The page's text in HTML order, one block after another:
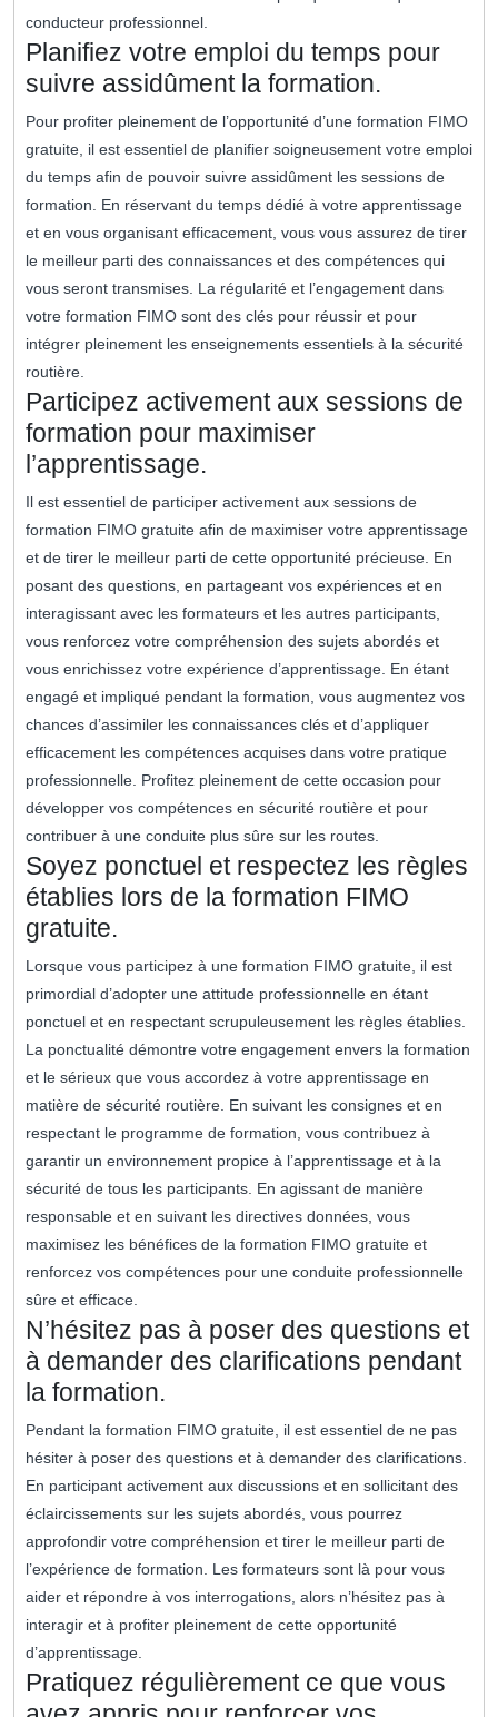
conducteur professionnel.
Planifiez votre emploi du temps pour
suivre assidûment la formation.
Pour profiter pleinement de l’opportunité d’une formation FIMO
gratuite, il est essentiel de planifier soigneusement votre emploi
du temps afin de pouvoir suivre assidûment les sessions de
formation. En réservant du temps dédié à votre apprentissage
et en vous organisant efficacement, vous vous assurez de tirer
le meilleur parti des connaissances et des compétences qui
vous seront transmises. La régularité et l’engagement dans
votre formation FIMO sont des clés pour réussir et pour
intégrer pleinement les enseignements essentiels à la sécurité
routière.
Participez activement aux sessions de
formation pour maximiser
l’apprentissage.
Il est essentiel de participer activement aux sessions de
formation FIMO gratuite afin de maximiser votre apprentissage
et de tirer le meilleur parti de cette opportunité précieuse. En
posant des questions, en partageant vos expériences et en
interagissant avec les formateurs et les autres participants,
vous renforcez votre compréhension des sujets abordés et
vous enrichissez votre expérience d’apprentissage. En étant
engagé et impliqué pendant la formation, vous augmentez vos
chances d’assimiler les connaissances clés et d’appliquer
efficacement les compétences acquises dans votre pratique
professionnelle. Profitez pleinement de cette occasion pour
développer vos compétences en sécurité routière et pour
contribuer à une conduite plus sûre sur les routes.
Soyez ponctuel et respectez les règles
établies lors de la formation FIMO
gratuite.
Lorsque vous participez à une formation FIMO gratuite, il est
primordial d’adopter une attitude professionnelle en étant
ponctuel et en respectant scrupuleusement les règles établies.
La ponctualité démontre votre engagement envers la formation
et le sérieux que vous accordez à votre apprentissage en
matière de sécurité routière. En suivant les consignes et en
respectant le programme de formation, vous contribuez à
garantir un environnement propice à l’apprentissage et à la
sécurité de tous les participants. En agissant de manière
responsable et en suivant les directives données, vous
maximisez les bénéfices de la formation FIMO gratuite et
renforcez vos compétences pour une conduite professionnelle
sûre et efficace.
N’hésitez pas à poser des questions et
à demander des clarifications pendant
la formation.
Pendant la formation FIMO gratuite, il est essentiel de ne pas
hésiter à poser des questions et à demander des clarifications.
En participant activement aux discussions et en sollicitant des
éclaircissements sur les sujets abordés, vous pourrez
approfondir votre compréhension et tirer le meilleur parti de
l’expérience de formation. Les formateurs sont là pour vous
aider et répondre à vos interrogations, alors n’hésitez pas à
interagir et à profiter pleinement de cette opportunité
d’apprentissage.
Pratiquez régulièrement ce que vous